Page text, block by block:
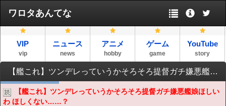
ワロタあんてな
VIP
vip
ニュース
news
アニメ
hobby
ゲーム
game
YouTube
story
【艦これ】ツンデレっていうかそろそろ提督ガチ嫌悪艦娘ほしいわ ほしくない……？
【艦これ】ツンデレっていうかそろそろ提督ガチ嫌悪艦娘ほしい
わ ほしくない……？